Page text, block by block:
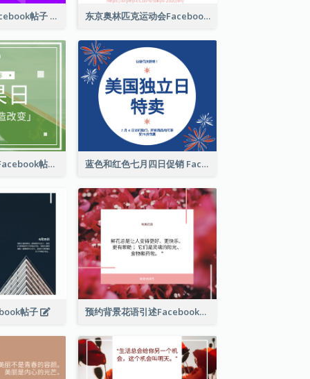
国际祖父母日Facebook帖子 东京奥林匹克运动会Facebook帖子
国际水果日推广Facebook帖子 蓝色和红色七月四日促销 Facebook 帖子
帖子 预约背景花语引述Facebook帖子